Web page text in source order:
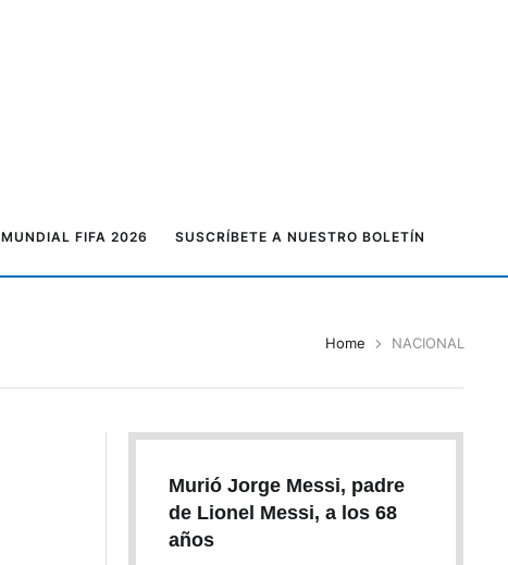
MUNDIAL FIFA 2026 SUSCRÍBETE A NUESTRO BOLETÍN
Home NACIONAL
Murió Jorge Messi, padre
de Lionel Messi, a los 68
años